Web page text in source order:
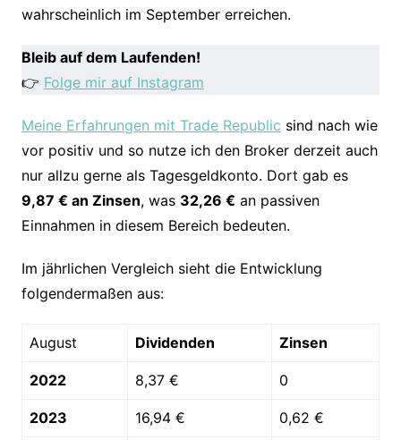
wahrscheinlich im September erreichen.
Bleib auf dem Laufenden!
👉 Folge mir auf Instagram
Meine Erfahrungen mit Trade Republic sind nach wie
vor positiv und so nutze ich den Broker derzeit auch
nur allzu gerne als Tagesgeldkonto. Dort gab es
9,87 € an Zinsen, was 32,26 € an passiven
Einnahmen in diesem Bereich bedeuten.
Im jährlichen Vergleich sieht die Entwicklung
folgendermaßen aus:
August Dividenden Zinsen
2022 8,37 € 0
2023 16,94 € 0,62 €